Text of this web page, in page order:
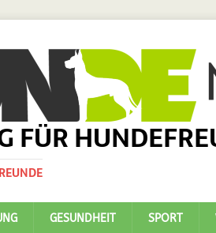
FÜR
GESUNDHEIT SPORT